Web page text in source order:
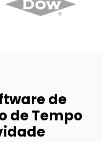
de
de Tempo